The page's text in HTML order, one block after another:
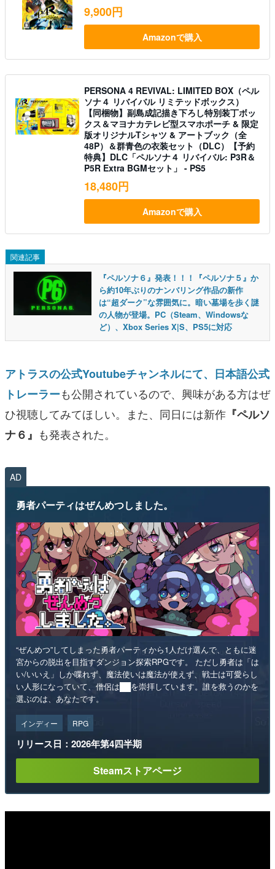
9,900円
Amazonで購入
PERSONA 4 REVIVAL: LIMITED BOX（ペル
ソナ４ リバイバル リミテッドボックス）
【同梱物】副島成記描き下ろし特別装丁ボッ
クス＆マヨナカテレビ型スマホポーチ & 限定
版オリジナルTシャツ & アートブック（全
48P）＆群青色の衣装セット（DLC）【予約
特典】DLC「ペルソナ４ リバイバル: P3R＆
P5R Extra BGMセット」 - PS5
18,480円
Amazonで購入
関連記事
『ペルソナ６』発表！！！『ペルソナ５』か
ら約10年ぶりのナンバリング作品の新作
は“超ダーク”な雰囲気に。暗い墓場を歩く謎
の人物が登場。PC（Steam、Windowsな
ど）、Xbox Series X|S、PS5に対応
アトラスの公式Youtubeチャンネルにて、日本語公式
トレーラーも公開されているので、興味がある方はぜ
ひ視聴してみてほしい。また、同日には新作 『ペルソ
ナ６』 も発表された。
AD
勇者パーティはぜんめつしました。
“ぜんめつ”してしまった勇者パーティから1人だけ選んで、ともに迷
宮からの脱出を目指すダンジョン探索RPGです。 ただし勇者は「は
い/いいえ」しか喋れず、魔法使いは魔法が使えず、戦士は可愛らし
い人形になっていて、僧侶は██を崇拝しています。誰を救うのかを
選ぶのは、あなたです。
インディー RPG
リリース日：2026年第4四半期
Steamストアページ